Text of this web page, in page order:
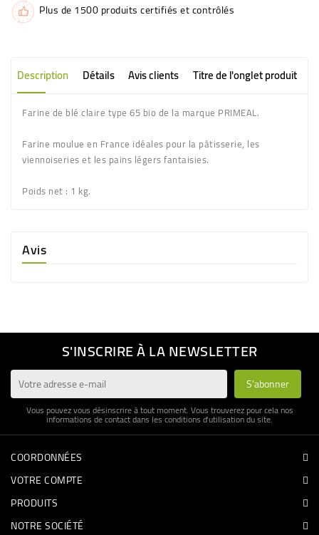
Plus de 1500 produits certifiés et contrôlés
Description Détails Avis clients Titre de l'onglet produit
Farine de blé claire type 65 bio de la marque PRIMEAL.
Farine moulue en France idéales pour la pâtisserie, les
viennoiseries et les pains légers fantaisies.
Poids net : 1 kg.
Avis
S'INSCRIRE À LA NEWSLETTER
Vous pouvez vous désinscrire à tout moment. Vous trouverez pour cela nos
informations de contact dans les conditions d'utilisation du site.
COORDONNÉES
VOTRE COMPTE
PRODUITS
NOTRE SOCIÉTÉ